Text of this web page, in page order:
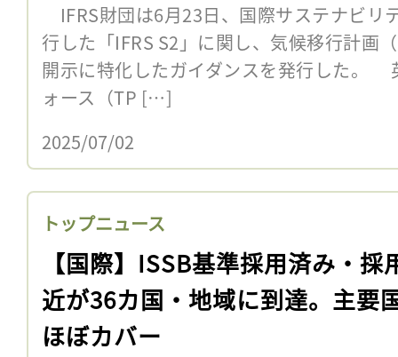
IFRS財団は6月23日、国際サステナビリ
行した「IFRS S2」に関し、気候移行計画
開示に特化したガイダンスを発行した。
ォース（TP […]
2025/07/02
トップニュース
【国際】ISSB基準採用済み・採
近が36カ国・地域に到達。主要
ほぼカバー